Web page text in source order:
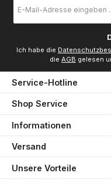
Mail-
Ich habe die
die AGB gelesen
Service-Hotline
Shop Service
Informationen
Versand
Unsere Vorteile